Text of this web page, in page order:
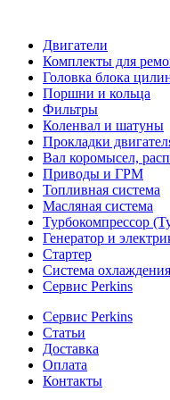
Двигатели
Комплекты для
Головка блока
Поршни и кольца
Фильтры
Коленвал и шатуны
Прокладки
Вал коромысел,
Приводы и ГРМ
Топливная система
Масляная система
Турбокомпрессор
Генератор и
Стартер
Система охлаждения
Сервис Perkins
Сервис Perkins
Статьи
Доставка
Оплата
Контакты